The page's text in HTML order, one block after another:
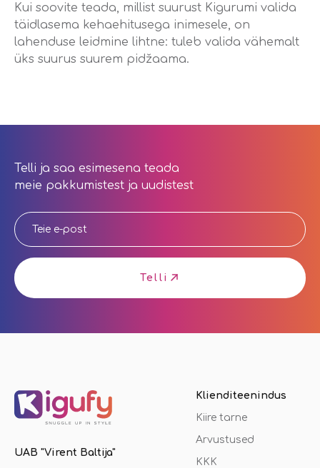
Kui soovite teada, millist suurust Kigurumi valida
täidlasema kehaehitusega inimesele, on
lahenduse leidmine lihtne: tuleb valida vähemalt
üks suurus suurem pidžaama.
Telli ja saa esimesena teada
meie pakkumistest ja uudistest
Telli
UAB "Virent Baltija"
Klienditeenindus
Kiire tarne
Arvustused
KKK